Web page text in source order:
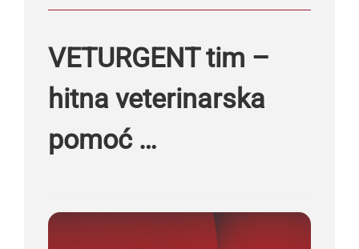
VETURGENT tim –
hitna veterinarska
pomoć …